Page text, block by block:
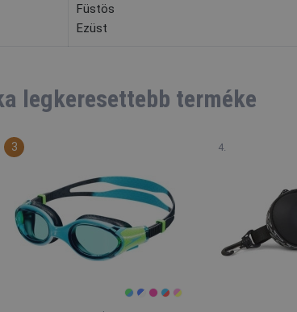
Füstös
Ezüst
legkeresettebb terméke